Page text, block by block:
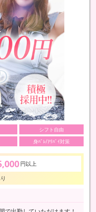
シフト自由
身ﾊﾞﾚ/ｱﾘﾊﾞｲ対策
円以上